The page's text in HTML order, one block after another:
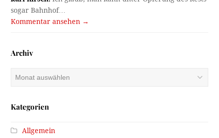
sogar Bahnhof…
Kommentar ansehen →
Archiv
Kategorien
Allgemein